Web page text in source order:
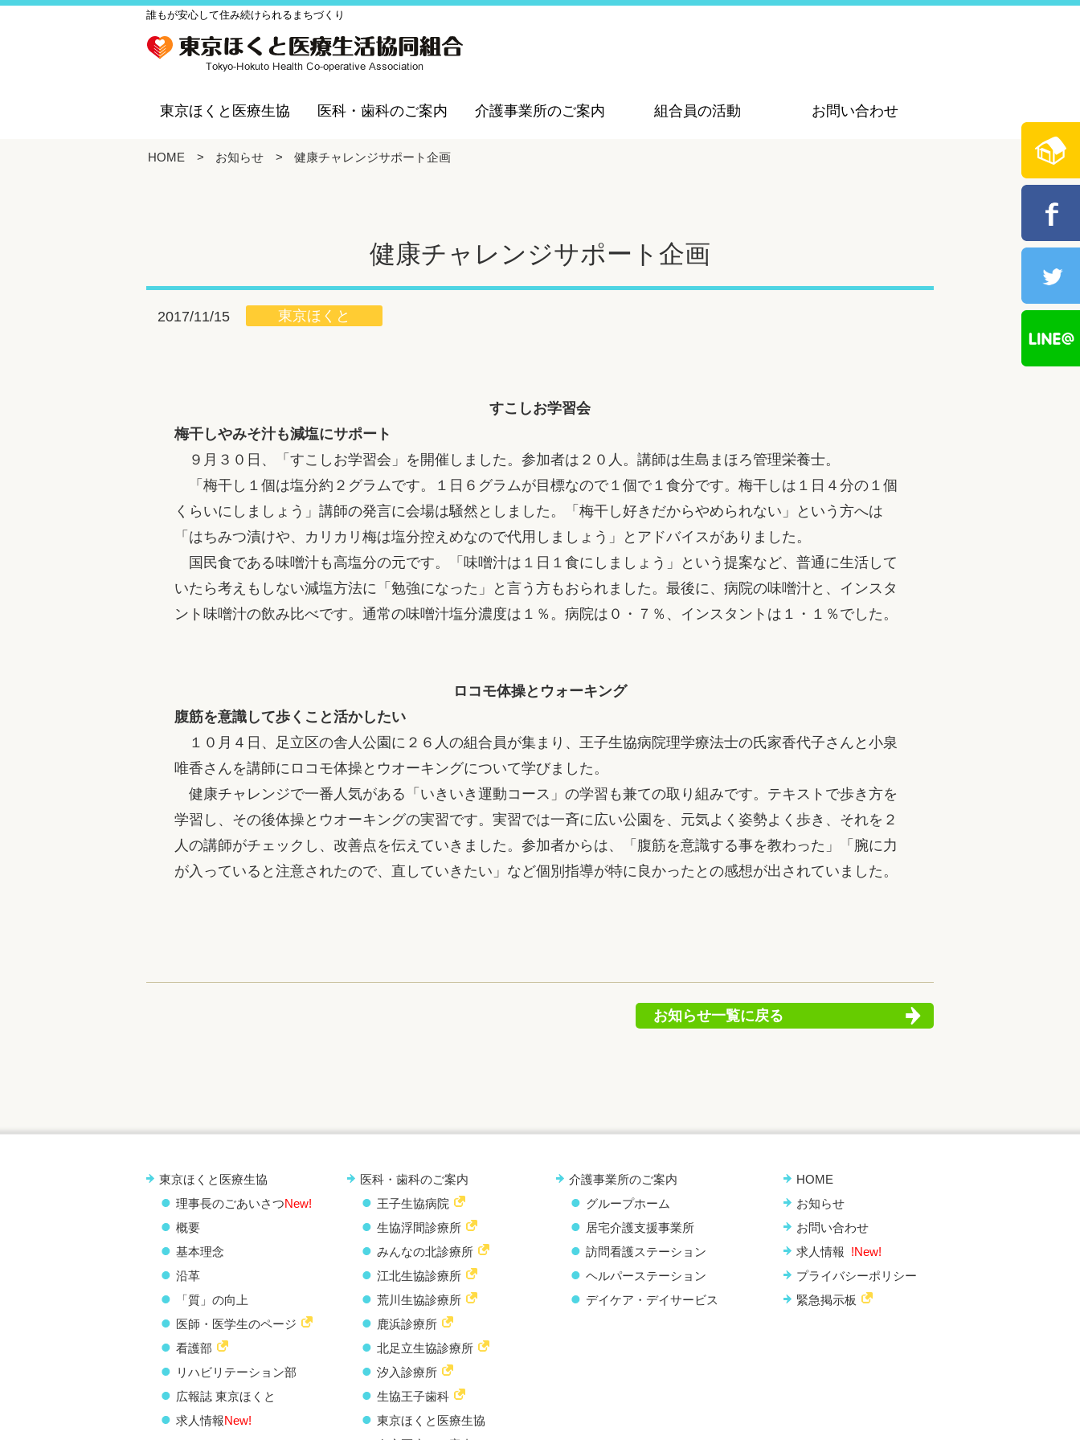
誰もが安心して住み続けられるまちづくり
東京ほくと医療生協 医科・歯科のご案内 介護事業所のご案内 組合員の活動 お問い合わせ
HOME > お知らせ > 健康チャレンジサポート企画
健康チャレンジサポート企画
2017/11/15 東京ほくと
すこしお学習会
梅干しやみそ汁も減塩にサポート
９月３０日、「すこしお学習会」を開催しました。参加者は２０人。講師は生島まほろ管理栄養士。
「梅干し１個は塩分約２グラムです。１日６グラムが目標なので１個で１食分です。梅干しは１日４分の１個
くらいにしましょう」講師の発言に会場は騒然としました。「梅干し好きだからやめられない」という方へは
「はちみつ漬けや、カリカリ梅は塩分控えめなので代用しましょう」とアドバイスがありました。
国民食である味噌汁も高塩分の元です。「味噌汁は１日１食にしましょう」という提案など、普通に生活して
いたら考えもしない減塩方法に「勉強になった」と言う方もおられました。最後に、病院の味噌汁と、インスタ
ント味噌汁の飲み比べです。通常の味噌汁塩分濃度は１％。病院は０・７％、インスタントは１・１％でした。
ロコモ体操とウォーキング
腹筋を意識して歩くこと活かしたい
１０月４日、足立区の舎人公園に２６人の組合員が集まり、王子生協病院理学療法士の氏家香代子さんと小泉
唯香さんを講師にロコモ体操とウオーキングについて学びました。
健康チャレンジで一番人気がある「いきいき運動コース」の学習も兼ての取り組みです。テキストで歩き方を
学習し、その後体操とウオーキングの実習です。実習では一斉に広い公園を、元気よく姿勢よく歩き、それを２
人の講師がチェックし、改善点を伝えていきました。参加者からは、「腹筋を意識する事を教わった」「腕に力
が入っていると注意されたので、直していきたい」など個別指導が特に良かったとの感想が出されていました。
お知らせ一覧に戻る
東京ほくと医療生協
理事長のごあいさつNew!
概要
基本理念
沿革
「質」の向上
医師・医学生のページ
看護部
リハビリテーション部
広報誌 東京ほくと
求人情報New!
医科・歯科のご案内
王子生協病院
生協浮間診療所
みんなの北診療所
江北生協診療所
荒川生協診療所
鹿浜診療所
北足立生協診療所
汐入診療所
生協王子歯科
東京ほくと医療生協
介護事業所のご案内
グループホーム
居宅介護支援事業所
訪問看護ステーション
ヘルパーステーション
デイケア・デイサービス
HOME
お知らせ
お問い合わせ
求人情報 !New!
プライバシーポリシー
緊急掲示板